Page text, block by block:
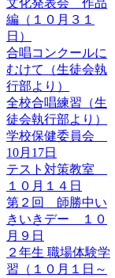
文化発表会 作品
編（１０月３１
日）
合唱コンクールに
むけて（生徒会執
行部より）
全校合唱練習（生
徒会執行部より）
学校保健委員会
10月17日
テスト対策教室
１０月１４日
第２回 師勝中い
きいきデー １０
月９日
２年生 職場体験学
習（１０月１日～